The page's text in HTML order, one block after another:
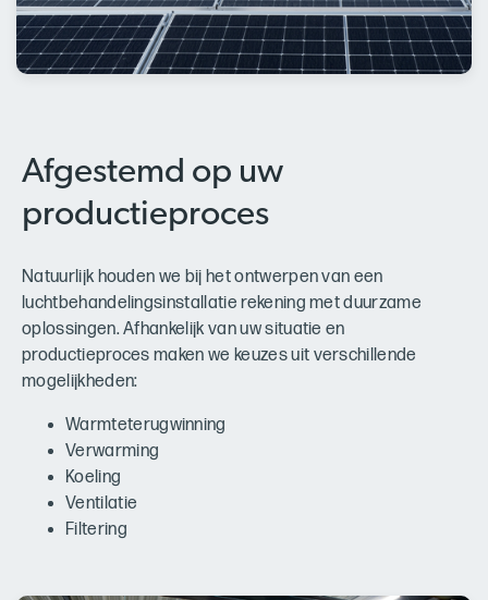
Afgestemd op uw
productieproces
Natuurlijk houden we bij het ontwerpen van een
luchtbehandelingsinstallatie rekening met duurzame
oplossingen. Afhankelijk van uw situatie en
productieproces maken we keuzes uit verschillende
mogelijkheden:
Warmteterugwinning
Verwarming
Koeling
Ventilatie
Filtering